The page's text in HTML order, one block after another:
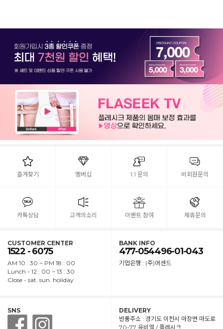
즐겨찾기 멤버십 1:1 문의 비회원문의
카톡상담 고객의소리 이벤트 참여 제휴문의
CUSTOMER CENTER
1522 - 6075
AM 10 : 30 ~ PM 18 : 00
Lunch - 12 : 00 ~ 13 : 30
Close - sat. sun. holiday
BANK INFO
477-054496-01-043
기업은행 : (주)어센드
SNS
DELIVERY
반품주소 : 경기도 이천시 마장면 마도로
70-77 유비엘 / 플레시크